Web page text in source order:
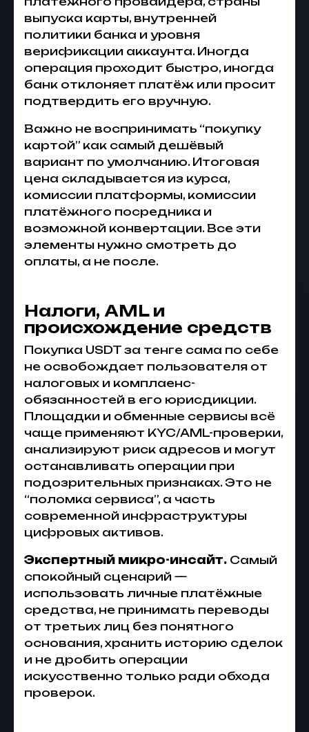
выпуска карты, внутренней
политики банка и уровня
верификации аккаунта. Иногда
операция проходит быстро, иногда
банк отклоняет платёж или просит
подтвердить его вручную.
Важно не воспринимать “покупку
картой” как самый дешёвый
вариант по умолчанию. Итоговая
цена складывается из курса,
комиссии платформы, комиссии
платёжного посредника и
возможной конвертации. Все эти
элементы нужно смотреть до
оплаты, а не после.
Налоги, AML и
происхождение средств
Покупка USDT за тенге сама по себе
не освобождает пользователя от
налоговых и комплаенс-
обязанностей в его юрисдикции.
Площадки и обменные сервисы всё
чаще применяют KYC/AML-проверки,
анализируют риск адресов и могут
останавливать операции при
подозрительных признаках. Это не
“поломка сервиса”, а часть
современной инфраструктуры
цифровых активов.
Экспертный микро-инсайт. Самый
спокойный сценарий —
использовать личные платёжные
средства, не принимать переводы
от третьих лиц без понятного
основания, хранить историю сделок
и не дробить операции
искусственно только ради обхода
проверок.